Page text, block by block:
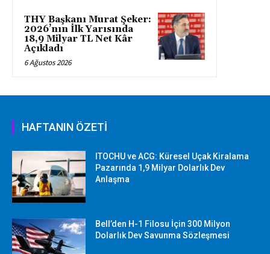
THY Başkanı Murat Şeker:
2026’nın İlk Yarısında
18,9 Milyar TL Net Kâr
Açıkladı
6 Ağustos 2026
HAFTANIN ÖZETİ
ITOCHU ve ACG: Küresel Uçak Kiralama
Pazarında 1,9 Milyar Dolarlık Dev
Anlaşma
Bell’den H-1 Filosu İçin 300 Milyon
Dolarlık Dev Savunma Sözleşmesi